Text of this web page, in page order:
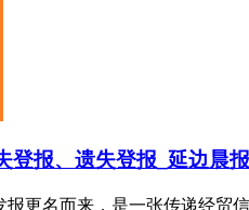
登报、遗失登报_延边晨
报更名而来，是一张传递经